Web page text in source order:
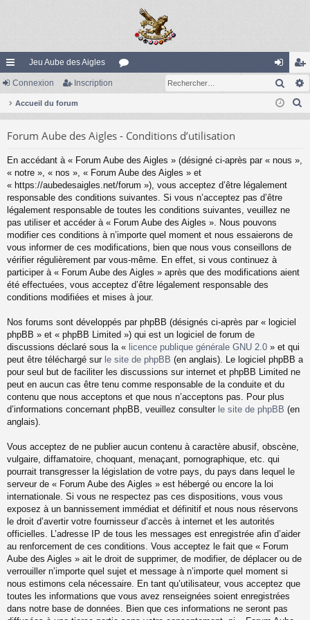
ac
co
s
Jeu Aube des Aigles
on
ne
ns
cri
Connexion Inscription
Accueil du forum
Forum Aube des Aigles - Conditions d’utilisation
En accédant à « Forum Aube des Aigles » (désigné ci-après par « nous »,
« notre », « nos », « Forum Aube des Aigles » et
« https://aubedesaigles.net/forum »), vous acceptez d’être légalement
responsable des conditions suivantes. Si vous n’acceptez pas d’être
légalement responsable de toutes les conditions suivantes, veuillez ne
pas utiliser et accéder à « Forum Aube des Aigles ». Nous pouvons
modifier ces conditions à n’importe quel moment et nous essaierons de
vous informer de ces modifications, bien que nous vous conseillons de
vérifier régulièrement par vous-même. En effet, si vous continuez à
participer à « Forum Aube des Aigles » après que des modifications aient
été effectuées, vous acceptez d’être légalement responsable des
conditions modifiées et mises à jour.
Nos forums sont développés par phpBB (désignés ci-après par « logiciel
phpBB » et « phpBB Limited ») qui est un logiciel de forum de
discussions déclaré sous la « licence publique générale GNU 2.0 » et qui
peut être téléchargé sur le site de phpBB (en anglais). Le logiciel phpBB a
pour seul but de faciliter les discussions sur internet et phpBB Limited ne
peut en aucun cas être tenu comme responsable de la conduite et du
contenu que nous acceptons et que nous n’acceptons pas. Pour plus
d’informations concernant phpBB, veuillez consulter le site de phpBB (en
anglais).
Vous acceptez de ne publier aucun contenu à caractère abusif, obscène,
vulgaire, diffamatoire, choquant, menaçant, pornographique, etc. qui
pourrait transgresser la législation de votre pays, du pays dans lequel le
serveur de « Forum Aube des Aigles » est hébergé ou encore la loi
internationale. Si vous ne respectez pas ces dispositions, vous vous
exposez à un bannissement immédiat et définitif et nous nous réservons
le droit d’avertir votre fournisseur d’accès à internet et les autorités
officielles. L’adresse IP de tous les messages est enregistrée afin d’aider
au renforcement de ces conditions. Vous acceptez le fait que « Forum
Aube des Aigles » ait le droit de supprimer, de modifier, de déplacer ou de
verrouiller n’importe quel sujet et message à n’importe quel moment si
nous estimons cela nécessaire. En tant qu’utilisateur, vous acceptez que
toutes les informations que vous avez renseignées soient enregistrées
dans notre base de données. Bien que ces informations ne seront pas